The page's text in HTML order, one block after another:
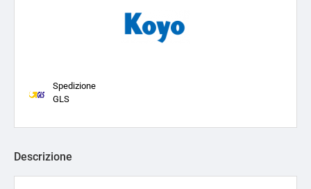
Spedizione
GLS
Descrizione